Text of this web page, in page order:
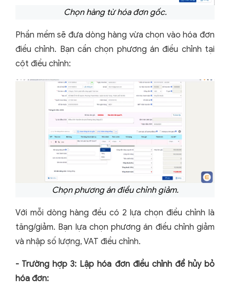
Chọn hàng từ hóa đơn gốc.
Phần mềm sẽ đưa dòng hàng vừa chọn vào hóa đơn
điều chỉnh. Bạn cần chọn phương án điều chỉnh tại
cột điều chỉnh:
Chọn phương án điều chỉnh giảm.
Với mỗi dòng hàng đều có 2 lựa chọn điều chỉnh là
tăng/giảm. Bạn lựa chọn phương án điều chỉnh giảm
và nhập số lượng, VAT điều chỉnh.
- Trường hợp 3: Lập hóa đơn điều chỉnh để hủy bỏ
hóa đơn: